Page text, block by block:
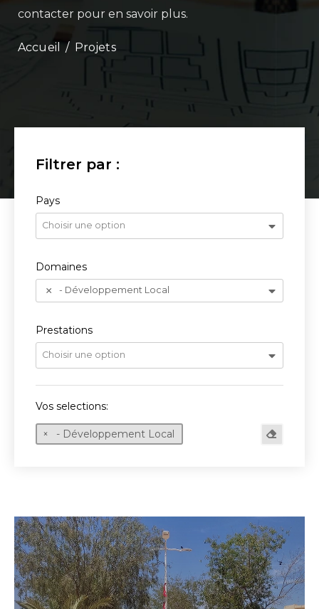
contacter pour en savoir plus.
/ Projets
Pays
Choisir une option
Domaines
- Développement Local
Prestations
Choisir une option
Vos selections:
- Développement Local